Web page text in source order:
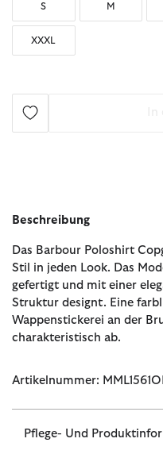
S M
XXXL
Beschreibung
Das Barbour Poloshirt
Stil in jeden Look. Das
gefertigt und mit einer
Struktur designt. Eine
Wappenstickerei an der
charakteristisch ab.
Artikelnummer:
Pflege- Und